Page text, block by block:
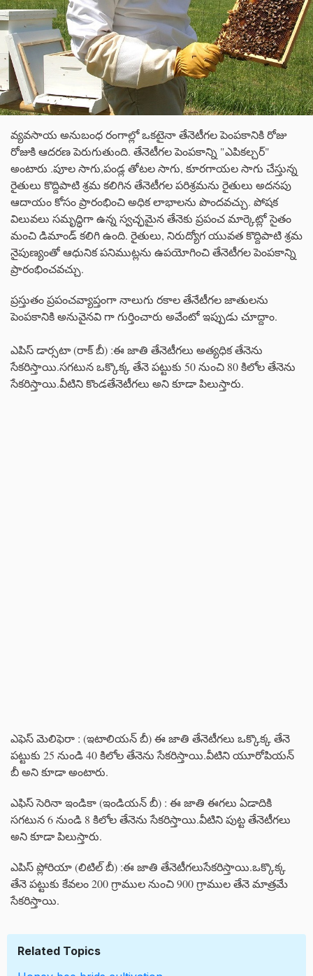
వ్యవసాయ అనుబంధ రంగాల్లో ఒకటైనా తేనెటీగల పెంపకానికి రోజు
రోజుకి ఆదరణ పెరుగుతుంది. తేనెటీగల పెంపకాన్ని "ఎపికల్చర్‌"
అంటారు .పూల సాగు,పండ్ల తోటల సాగు, కూరగాయల సాగు చేస్తున్న
రైతులు కొద్దిపాటి శ్రమ కలిగిన తేనెటీగల పరిశ్రమను రైతులు అదనపు
ఆదాయం కోసం ప్రారంభించి అధిక లాభాలను పొందవచ్చు. పోషక
విలువలు సమృద్ధిగా ఉన్న స్వచ్ఛమైన తేనెకు ప్రపంచ మార్కెట్లో సైతం
మంచి డిమాండ్ కలిగి ఉంది. రైతులు, నిరుద్యోగ యువత కొద్దిపాటి శ్రమ
నైపుణ్యంతో ఆధునిక పనిముట్లను ఉపయోగించి తేనెటీగల పెంపకాన్ని
ప్రారంభించవచ్చు.
ప్రస్తుతం ప్రపంచవ్యాప్తంగా నాలుగు రకాల తేనేటీగల జాతులను
పెంపకానికి అనువైనవి గా గుర్తించారు అవేంటో ఇప్పుడు చూద్దాం.
ఎపిస్ డార్సటా (రాక్ బీ) :ఈ జాతి తేనెటీగలు అత్యధిక తేనెను
సేకరిస్తాయి.సగటున ఒక్కొక్క తేనె పట్టుకు 50 నుంచి 80 కిలోల తేనెను
సేకరిస్తాయి.వీటిని కొండతేనెటీగలు అని కూడా పిలుస్తారు.
ఎఫెస్ మెలిఫెరా : (ఇటాలియన్‌ బీ) ఈ జాతి తేనెటీగలు ఒక్కొక్క తేనె
పట్టుకు 25 నుండి 40 కిలోల తేనెను సేకరిస్తాయి.వీటిని యూరోపియన్
బీ అని కూడా అంటారు.
ఎఫిస్ సెరినా ఇండికా (ఇండియన్ బీ) : ఈ జాతి ఈగలు ఏడాదికి
సగటున 6 నుండి 8 కిలోల తేనెను సేకరిస్తాయి.వీటిని పుట్ట తేనెటీగలు
అని కూడా పిలుస్తారు.
ఎపిస్ ప్లోరియా (లిటిల్ బీ) :ఈ జాతి తేనెటీగలుసేకరిస్తాయి.ఒక్కొక్క
తేనె పట్టుకు కేవలం 200 గ్రాముల నుంచి 900 గ్రాముల తేనె మాత్రమే
సేకరిస్తాయి.
Related Topics